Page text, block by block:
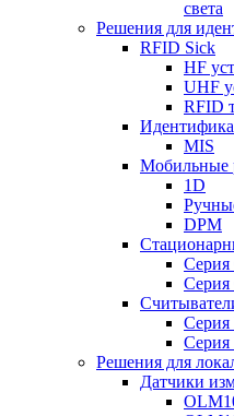
света
Решения для
RFID Sick
HF
UHF
RFID
MIS
Мобильные
1D
DPM
Серия
Решения для
Датчики